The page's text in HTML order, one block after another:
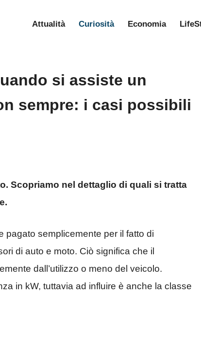
Attualità Curiosità Economia
si assiste un
sempre: i casi possibili
Scopriamo nel dettaglio di quali si tratta
pagato semplicemente per il fatto di
di auto e moto. Ciò significa che il
dall’utilizzo o meno del veicolo.
in kW, tuttavia ad influire è anche la classe